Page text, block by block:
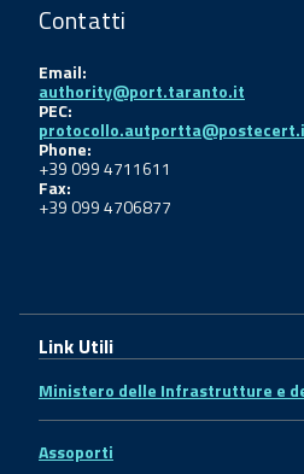
Contatti
Email:
authority@port.taranto.it
PEC:
Phone:
+39 099 4711611
Fax:
+39 099 4706877
Link Utili
Ministero delle Infrastrutture e
Assoporti